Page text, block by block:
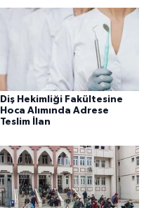
Diş Hekimliği Fakültesine
Hoca Alımında Adrese
Teslim İlan